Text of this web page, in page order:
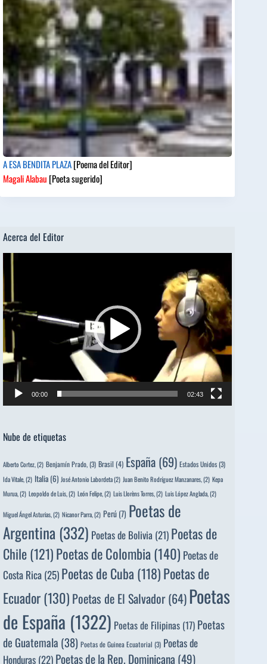
A ESA BENDITA PLAZA[Poema del Editor]
Magali Alabau [Poeta sugerido]
Acerca del Editor
de
vídeo
00:00 02:43
Nube de etiquetas
Alberto Cortez, (2) Benjamín Prado,(3) Brasil (4) España (69) Estados Unidos(3)
Ida Vitale, (2) Italia (6) José Antonio Labordeta(2) Juan Benito Rodríguez Manzanares, (2) Kepa
Murua, (2) Leopoldo de Luis, (2) León Felipe, (2) Luis Llorèns Torres, (2) Luis López Anglada, (2)
Miguel Ángel Asturias, (2) Nicanor Parra, (2) Perú (7) Poetas de
Argentina (332) Poetas de Bolivia (21) Poetas de
Chile(121)Poetas de Colombia(140) Poetas de
Costa Rica(25)Poetas de Cuba (118)Poetas de
Ecuador(130) Poetas de El Salvador(64)Poetas
de España (1322) Poetas de Filipinas (17) Poetas
de Guatemala (38) Poetas de Guinea Ecuatorial (3) Poetas de
Honduras (22) Poetas de la Rep. Dominicana (49)